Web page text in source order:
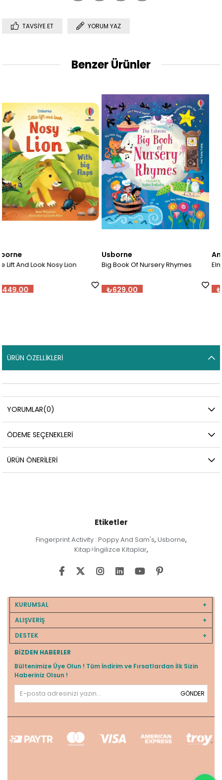
TAVSIYE ET YORUM YAZ
Benzer Ürünler
Usborne
Big Book Of Nursery Rhymes
₺629,00
Andersen Press
Elmer And The Race
₺629,00
ÜRÜN ÖZELLIKLERI
YORUMLAR(0)
ÖDEME SEÇENEKLERI
ÜRÜN ÖNERILERI
Etiketler
Fingerprint Activity : Poppy And Sam's, Usborne,
Kitap>İngilizce Kitaplar,
KURUMSAL
ALIŞVERİŞ
DESTEK
BIZDEN HABERLER
Bültenimize Üye Olun ! Tüm İndirim ve Fırsatlardan İlk Sizin
Haberiniz Olsun !
GÖNDER